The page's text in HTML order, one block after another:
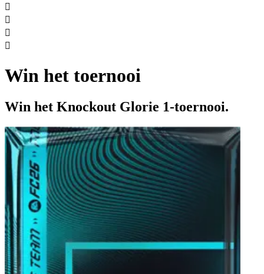




Win het toernooi
Win het Knockout Glorie 1-toernooi.